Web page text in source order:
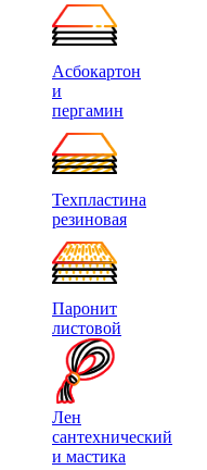
Асбокартон
и
пергамин
Техпластина
резиновая
Паронит
листовой
Лен
сантехнический
и мастика